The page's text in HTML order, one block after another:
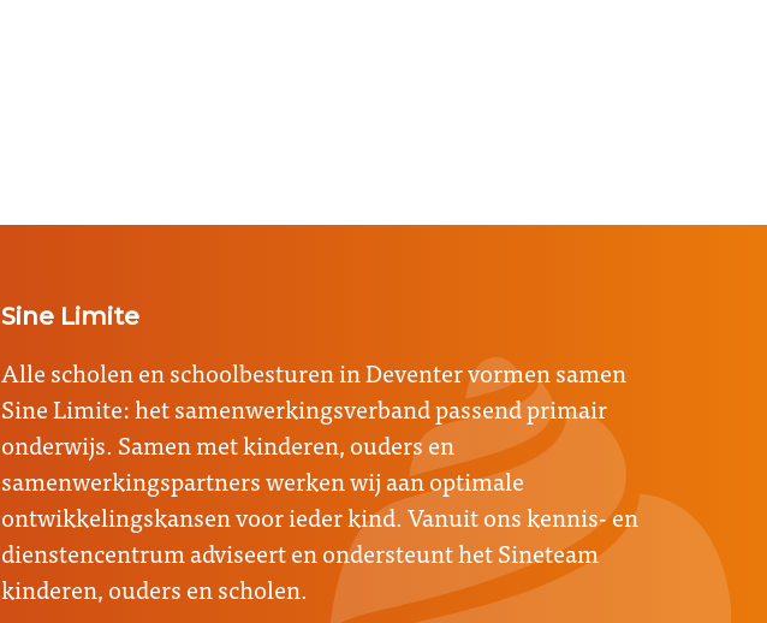
Sine Limite
Alle scholen en schoolbesturen in Deventer vormen samen
Sine Limite: het samenwerkingsverband passend primair
onderwijs. Samen met kinderen, ouders en
samenwerkingspartners werken wij aan optimale
ontwikkelingskansen voor ieder kind. Vanuit ons kennis- en
dienstencentrum adviseert en ondersteunt het Sineteam
kinderen, ouders en scholen.